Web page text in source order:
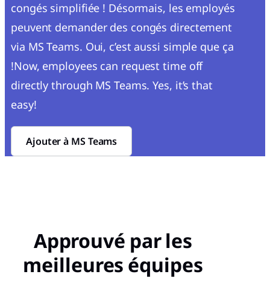
congés simplifiée ! Désormais, les employés
peuvent demander des congés directement
via MS Teams. Oui, c’est aussi simple que ça
!Now, employees can request time off
directly through MS Teams. Yes, it’s that
easy!
Ajouter à MS Teams
Approuvé par les
meilleures équipes